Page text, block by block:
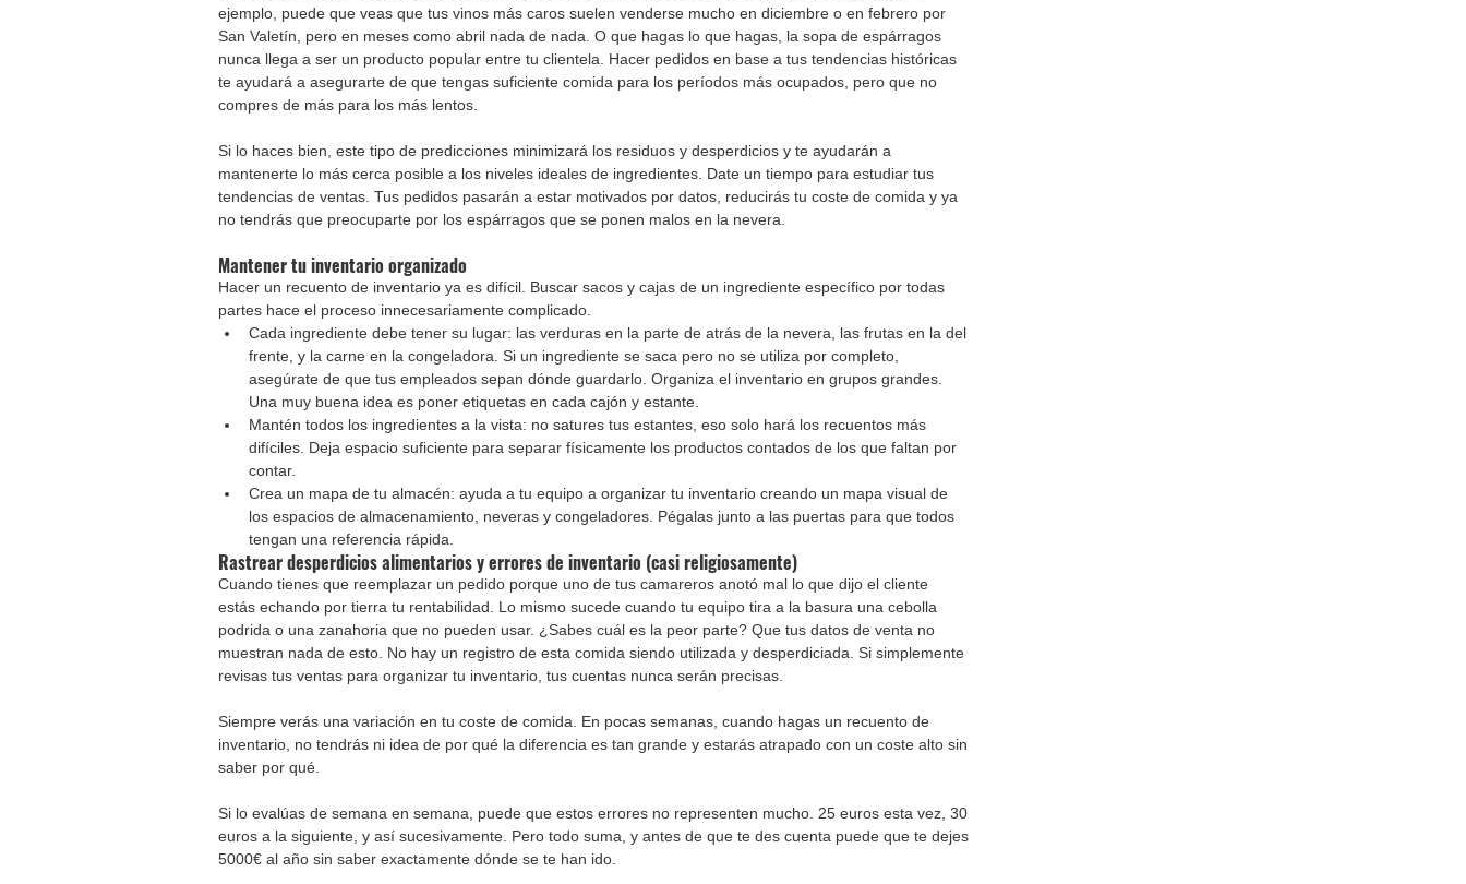
ejemplo, puede que veas que tus vinos más caros suelen venderse mucho en diciembre o en febrero por
San Valetín, pero en meses como abril nada de nada. O que hagas lo que hagas, la sopa de espárragos
nunca llega a ser un producto popular entre tu clientela. Hacer pedidos en base a tus tendencias históricas
te ayudará a asegurarte de que tengas suficiente comida para los períodos más ocupados, pero que no
compres de más para los más lentos.
Si lo haces bien, este tipo de predicciones minimizará los residuos y desperdicios y te ayudarán a
mantenerte lo más cerca posible a los niveles ideales de ingredientes. Date un tiempo para estudiar tus
tendencias de ventas. Tus pedidos pasarán a estar motivados por datos, reducirás tu coste de comida y ya
no tendrás que preocuparte por los espárragos que se ponen malos en la nevera.
Mantener tu inventario organizado
Hacer un recuento de inventario ya es difícil. Buscar sacos y cajas de un ingrediente específico por todas
partes hace el proceso innecesariamente complicado.
Cada ingrediente debe tener su lugar: las verduras en la parte de atrás de la nevera, las frutas en la del
frente, y la carne en la congeladora. Si un ingrediente se saca pero no se utiliza por completo,
asegúrate de que tus empleados sepan dónde guardarlo. Organiza el inventario en grupos grandes.
Una muy buena idea es poner etiquetas en cada cajón y estante.
Mantén todos los ingredientes a la vista: no satures tus estantes, eso solo hará los recuentos más
difíciles. Deja espacio suficiente para separar físicamente los productos contados de los que faltan por
contar.
Crea un mapa de tu almacén: ayuda a tu equipo a organizar tu inventario creando un mapa visual de
los espacios de almacenamiento, neveras y congeladores. Pégalas junto a las puertas para que todos
tengan una referencia rápida.
Rastrear desperdicios alimentarios y errores de inventario (casi religiosamente)
Cuando tienes que reemplazar un pedido porque uno de tus camareros anotó mal lo que dijo el cliente
estás echando por tierra tu rentabilidad. Lo mismo sucede cuando tu equipo tira a la basura una cebolla
podrida o una zanahoria que no pueden usar. ¿Sabes cuál es la peor parte? Que tus datos de venta no
muestran nada de esto. No hay un registro de esta comida siendo utilizada y desperdiciada. Si simplemente
revisas tus ventas para organizar tu inventario, tus cuentas nunca serán precisas.
Siempre verás una variación en tu coste de comida. En pocas semanas, cuando hagas un recuento de
inventario, no tendrás ni idea de por qué la diferencia es tan grande y estarás atrapado con un coste alto sin
saber por qué.
Si lo evalúas de semana en semana, puede que estos errores no representen mucho. 25 euros esta vez, 30
euros a la siguiente, y así sucesivamente. Pero todo suma, y antes de que te des cuenta puede que te dejes
5000€ al año sin saber exactamente dónde se te han ido.